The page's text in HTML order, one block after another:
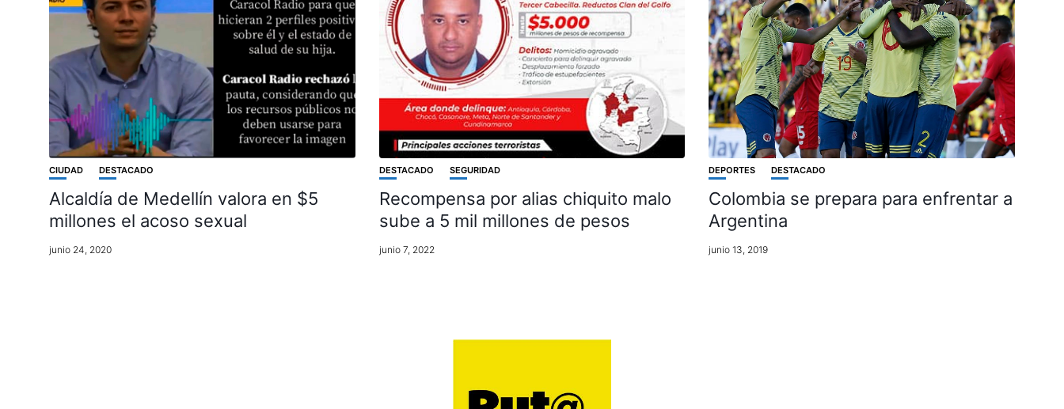
CIUDAD DESTACADO
Alcaldía de Medellín valora en $5
millones el acoso sexual
junio 24, 2020
DESTACADO SEGURIDAD
Recompensa por alias chiquito malo
sube a 5 mil millones de pesos
junio 7, 2022
DEPORTES DESTACADO
Colombia se prepara para enfrentar a
Argentina
junio 13, 2019